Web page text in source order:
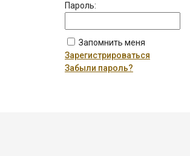
Пароль:
Запомнить меня
Зарегистрироваться
Забыли пароль?